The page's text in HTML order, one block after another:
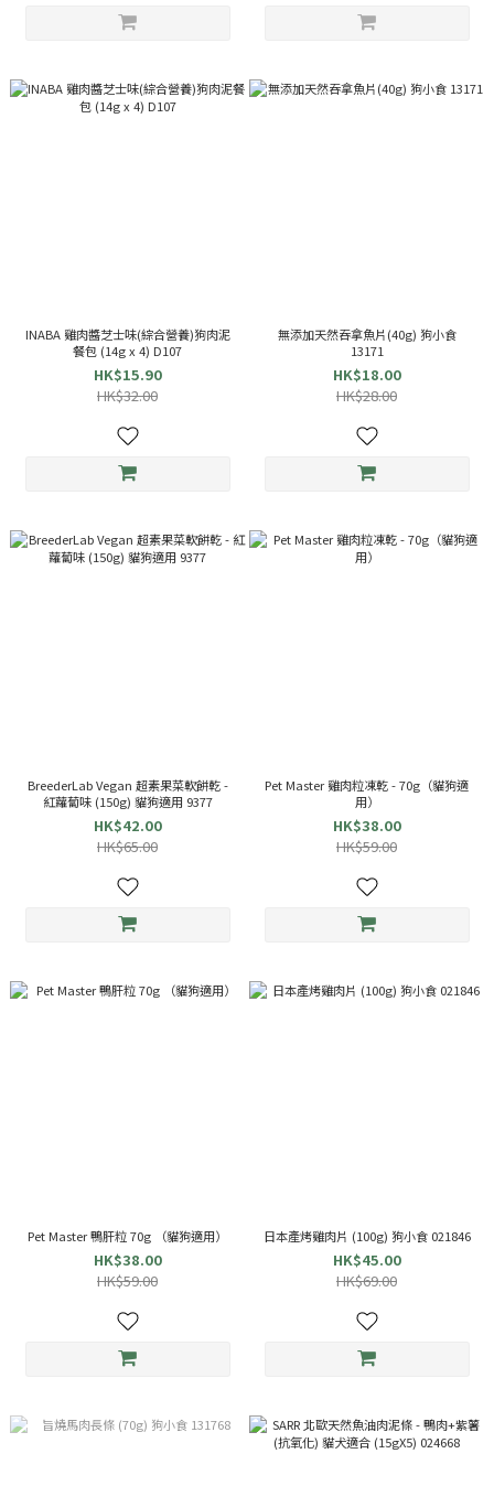
INABA 雞肉醬芝士味(綜合營養)狗肉泥
餐包 (14g x 4) D107
HK$15.90
HK$32.00
無添加天然吞拿魚片(40g) 狗小食
13171
HK$18.00
HK$28.00
BreederLab Vegan 超素果菜軟餅乾 -
紅蘿蔔味 (150g) 貓狗適用 9377
HK$42.00
HK$65.00
Pet Master 雞肉粒凍乾 - 70g（貓狗適
用）
HK$38.00
HK$59.00
Pet Master 鴨肝粒 70g （貓狗適用）
HK$38.00
HK$59.00
日本產烤雞肉片 (100g) 狗小食 021846
HK$45.00
HK$69.00